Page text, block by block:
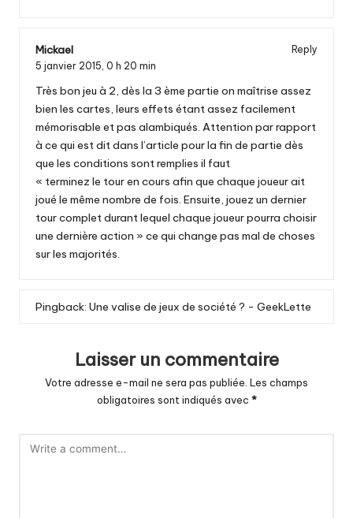
Mickael
Reply
5 janvier 2015, 0 h 20 min
Très bon jeu à 2, dès la 3 ème partie on maîtrise assez
bien les cartes, leurs effets étant assez facilement
mémorisable et pas alambiqués. Attention par rapport
à ce qui est dit dans l’article pour la fin de partie dès
que les conditions sont remplies il faut
« terminez le tour en cours afin que chaque joueur ait
joué le même nombre de fois. Ensuite, jouez un dernier
tour complet durant lequel chaque joueur pourra choisir
une dernière action » ce qui change pas mal de choses
sur les majorités.
Pingback: Une valise de jeux de société ? - GeekLette
Laisser un commentaire
Votre adresse e-mail ne sera pas publiée. Les champs
obligatoires sont indiqués avec *